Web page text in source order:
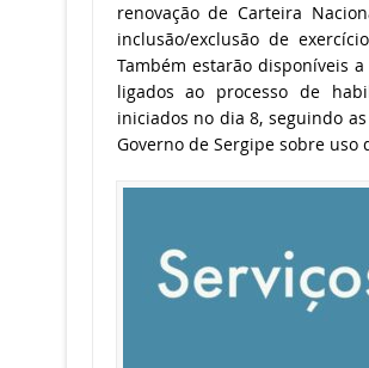
renovação de Carteira
inclusão/exclusão de
Também estarão disponíveis
ligados ao processo de
iniciados no dia 8, seguindo
Governo de Sergipe sobre uso